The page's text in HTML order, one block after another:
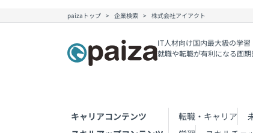
paizaトップ 企業検索 株式会社アイアクト
IT人材向け国内最大級の学
就職や転職が有利になる画
キャリアコンテンツ 転職・キャリア